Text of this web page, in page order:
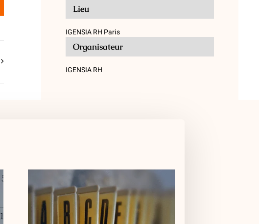
Lieu
IGENSIA RH Paris
Organisateur
IGENSIA RH